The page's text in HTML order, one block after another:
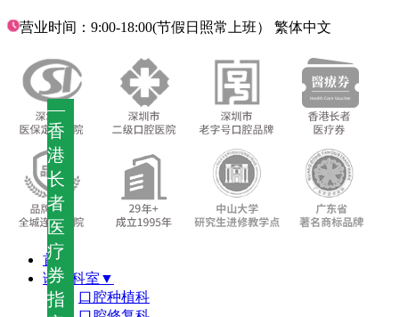
—
香
港
长
者
医
疗
券
指
营业时间：9:00-18:00(节假日照常上班） 繁体中文
首页
诊疗科室▼
口腔种植科